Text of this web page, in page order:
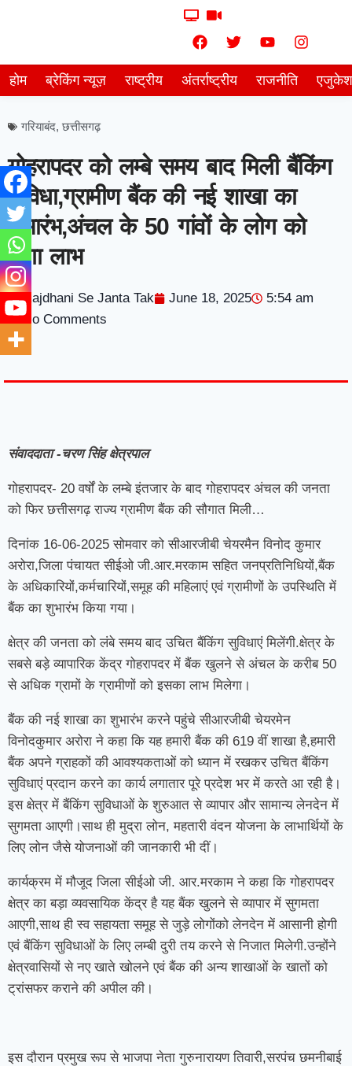
होम ब्रेकिंग न्यूज़ राष्ट्रीय अंतर्राष्ट्रीय राजनीति
गरियाबंद,छत्तीसगढ़
गोहरापदर को लम्बे समय बाद मिली बैंकिंग
सुविधा,ग्रामीण बैंक की नई शाखा का
शुभारंभ,अंचल के 50 गांवों के लोग को
होगा लाभ
Rajdhani Se Janta Tak June 18, 2025
5:54 am
No Comments
संवाददाता -चरण सिंह क्षेत्रपाल
गोहरापदर- 20 वर्षों के लम्बे इंतजार के बाद गोहरापदर अंचल की जनता
को फिर छत्तीसगढ़ राज्य ग्रामीण बैंक की सौगात मिली…
दिनांक 16-06-2025 सोमवार को सीआरजीबी चेयरमैन विनोद कुमार
अरोरा,जिला पंचायत सीईओ जी.आर.मरकाम सहित जनप्रतिनिधियों,बैंक
के अधिकारियों,कर्मचारियों,समूह की महिलाएं एवं ग्रामीणों के उपस्थिति में
बैंक का शुभारंभ किया गया।
क्षेत्र की जनता को लंबे समय बाद उचित बैंकिंग सुविधाएं मिलेंगी.क्षेत्र के
सबसे बड़े व्यापारिक केंद्र गोहरापदर में बैंक खुलने से अंचल के करीब 50
से अधिक ग्रामों के ग्रामीणों को इसका लाभ मिलेगा।
बैंक की नई शाखा का शुभारंभ करने पहुंचे सीआरजीबी चेयरमेन
विनोदकुमार अरोरा ने कहा कि यह हमारी बैंक की 619 वीं शाखा है,हमारी
बैंक अपने ग्राहकों की आवश्यकताओं को ध्यान में रखकर उचित बैंकिंग
सुविधाएं प्रदान करने का कार्य लगातार पूरे प्रदेश भर में करते आ रही है।
इस क्षेत्र में बैंकिंग सुविधाओं के शुरुआत से व्यापार और सामान्य लेनदेन में
सुगमता आएगी।साथ ही मुद्रा लोन, महतारी वंदन योजना के लाभार्थियों के
लिए लोन जैसे योजनाओं की जानकारी भी दीं।
कार्यक्रम में मौजूद जिला सीईओ जी. आर.मरकाम ने कहा कि गोहरापदर
क्षेत्र का बड़ा व्यवसायिक केंद्र है यह बैंक खुलने से व्यापार में सुगमता
आएगी,साथ ही स्व सहायता समूह से जुड़े लोगोंको लेनदेन में आसानी होगी
एवं बैंकिंग सुविधाओं के लिए लम्बी दुरी तय करने से निजात मिलेगी.उन्होंने
क्षेत्रवासियों से नए खाते खोलने एवं बैंक की अन्य शाखाओं के खातों को
ट्रांसफर कराने की अपील की।
इस दौरान प्रमुख रूप से भाजपा नेता गुरुनारायण तिवारी,सरपंच छमनीबाई